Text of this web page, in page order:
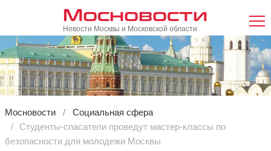
Мосновости
Новости Москвы и Московской области
Мосновости
Социальная сфера
Студенты-спасатели проведут мастер-классы по
безопасности для молодежи Москвы